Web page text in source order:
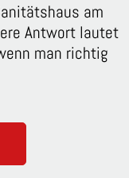
am
Antwort lautet
man richtig